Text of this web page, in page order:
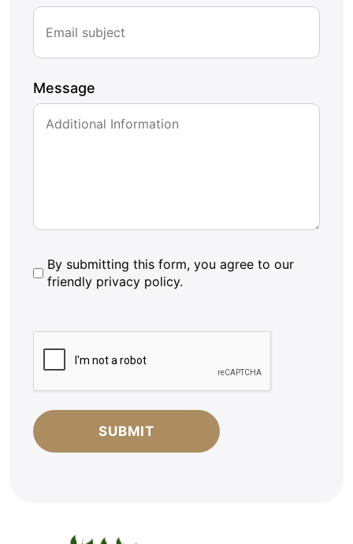
Message
By
submitting
friendly
privacy
policy.
By submitting this form, you agree to our
friendly privacy policy.